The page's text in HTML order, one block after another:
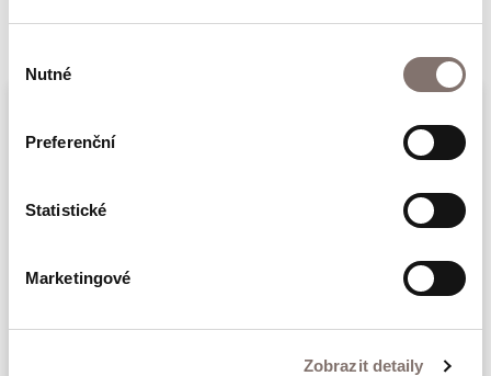
souhlasu
Nutné
Preferenční
Statistické
Marketingové
Zobrazit detaily
Protože právě slova, kterým bylo odepřeno,
Související produkty
Invalidní sourozenci